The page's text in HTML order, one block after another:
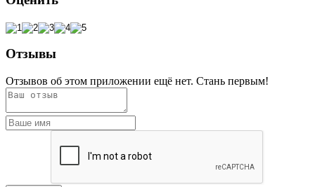
Отзывы
Отзывов об этом приложении ещё нет. Стань первым!